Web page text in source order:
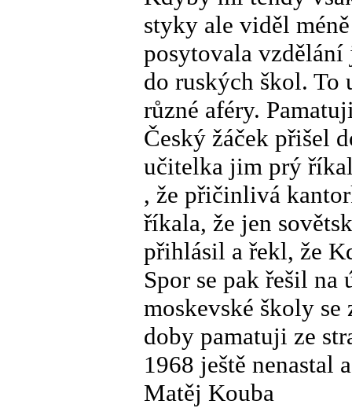
styky ale viděl
posytovala
do ruských škol. To
různé aféry.
Český žáček přišel
učitelka jim prý
, že přičinlivá
říkala, že jen
přihlásil a řekl, že
Spor se pak řešil
moskevské školy
doby pamatuji ze
1968 ještě nenastal
Matěj Kouba